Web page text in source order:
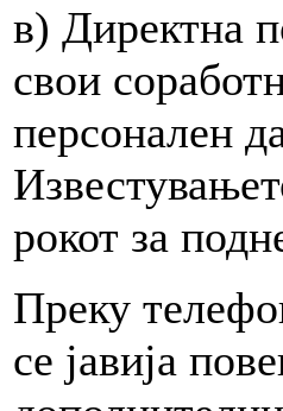
в) Директна
свои
персонален
рокот за
Преку
се јавија